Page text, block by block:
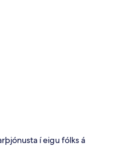
í eigu fólks á